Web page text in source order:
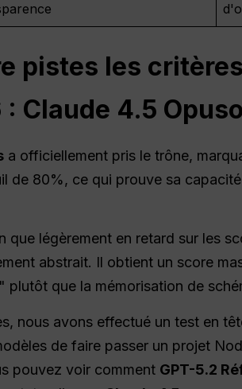
pistes les
Claude 4.5 Opus
a officiellement pris le trône,
de 80%, ce qui prouve sa
que légèrement en retard sur les
abstrait. Il obtient un score
que la mémorisation de
nous avons effectué un test en
de faire passer un projet
pouvez voir comment GPT-5.2